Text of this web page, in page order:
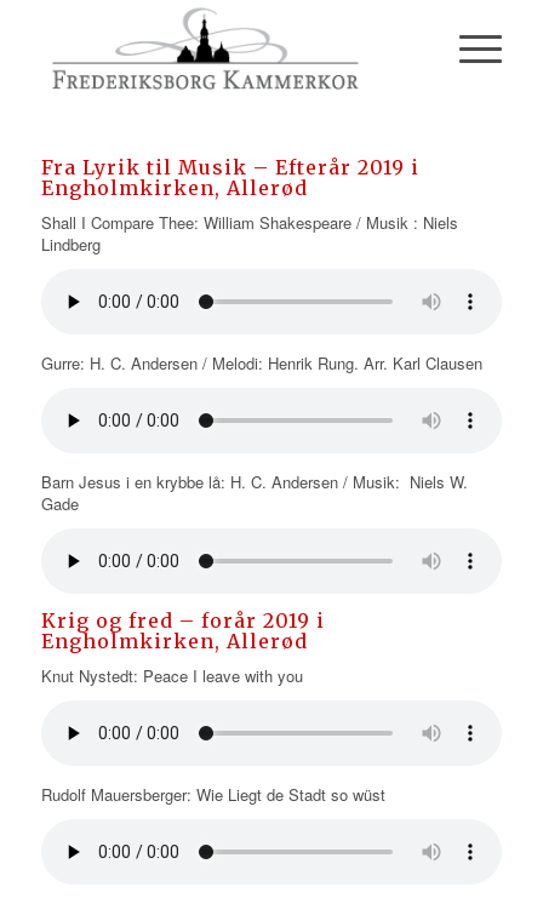
Fra Lyrik til Musik – Efterår 2019 i
Engholmkirken, Allerød
Shall I Compare Thee: William Shakespeare / Musik : Niels
Lindberg
Gurre: H. C. Andersen / Melodi: Henrik Rung. Arr. Karl Clausen
Barn Jesus i en krybbe lå: H. C. Andersen / Musik: Niels W.
Gade
Krig og fred – forår 2019 i
Engholmkirken, Allerød
Knut Nystedt: Peace I leave with you
Rudolf Mauersberger: Wie Liegt de Stadt so wüst